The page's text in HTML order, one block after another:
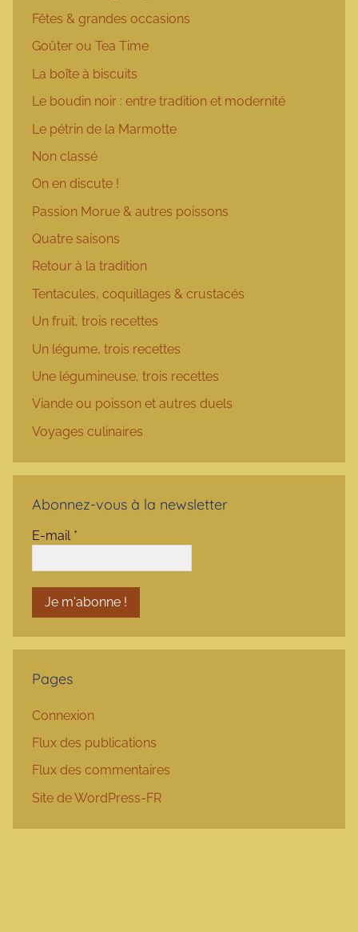
Fêtes & grandes occasions
Goûter ou Tea Time
La boîte à biscuits
Le boudin noir : entre tradition et modernité
Le pétrin de la Marmotte
Non classé
On en discute !
Passion Morue & autres poissons
Quatre saisons
Retour à la tradition
Tentacules, coquillages & crustacés
Un fruit, trois recettes
Un légume, trois recettes
Une légumineuse, trois recettes
Viande ou poisson et autres duels
Voyages culinaires
Abonnez-vous à la newsletter
E-mail *
Pages
Connexion
Flux des publications
Flux des commentaires
Site de WordPress-FR